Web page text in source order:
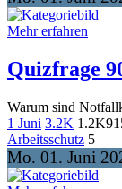
Mehr erfahren
Quizfrage
Warum sind
1 Juni 3.2K 1.2K
Arbeitsschutz 5
Mo. 01. Juni